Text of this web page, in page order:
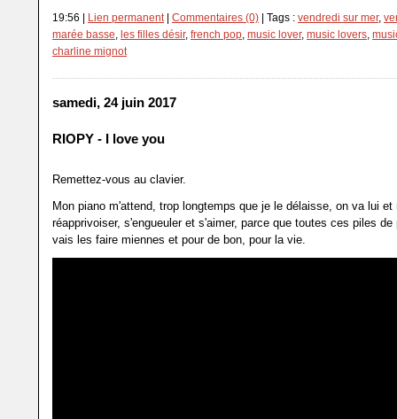
19:56 | Lien permanent| Commentaires (0) | Tags : vendredi sur mer,
marée basse, les filles désir, french pop, music lover, music lovers,
charline mignot
samedi, 24 juin 2017
RIOPY - I love you
Remettez-vous au clavier.
Mon piano m'attend, trop longtemps que je le délaisse, on va lui et
réapprivoiser, s'engueuler et s'aimer, parce que toutes ces piles de
vais les faire miennes et pour de bon, pour la vie.